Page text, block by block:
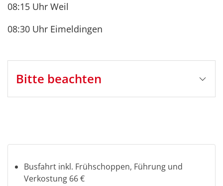
08:15 Uhr Weil
08:30 Uhr Eimeldingen
Bitte beachten
bis 5 Tage vor Reisebeginn: Busfahrt kostenlos*
4-1 Tag vor Reisebeginn: Busfahrt 50%*
am Reisetag und bei Nichterscheinen: Busfahrt
Busfahrt inkl. Frühschoppen, Führung und
Verkostung 66 €